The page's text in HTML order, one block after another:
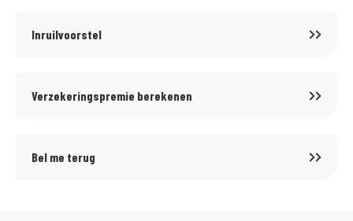
Inruilvoorstel
Verzekeringspremie berekenen
Bel me terug